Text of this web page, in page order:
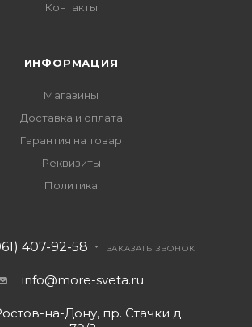
Контакты
ИНФОРМАЦИЯ
Магазины
Доставка и оплата
Гарантия на товар
Реквизиты
Политика
407-92-58 ЗАКАЗАТЬ ЗВОНОК
info@more-sveta.ru
на-Дону, пр. Стачки д.